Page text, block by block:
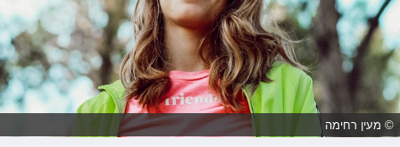
© מעין רחימה